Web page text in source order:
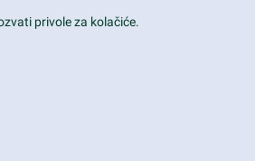
- 6:00 pm
privole za kolačiće.